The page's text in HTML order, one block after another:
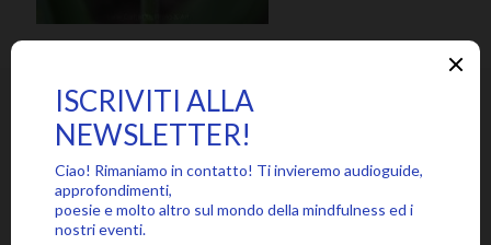
SEGUICI SU